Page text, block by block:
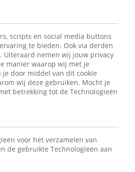
scripts en social media buttons
te bieden. Ook via derden
Uiteraard nemen wij jouw privacy
manier waarop wij met je
je door middel van dit cookie
wij deze gebruiken. Mocht je
betrekking tot de Technologieën
voor het verzamelen van
de gebruikte Technologieën aan